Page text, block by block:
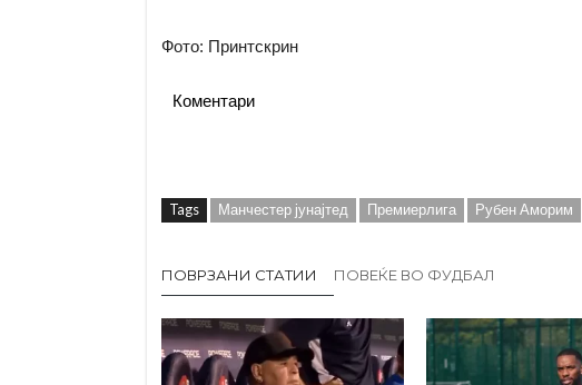
Фото: Принтскрин
Коментари
Tags Манчестер јунајтед Премиерлига Рубен Аморим
ПОВРЗАНИ СТАТИИ ПОВЕЌЕ ВО ФУДБАЛ